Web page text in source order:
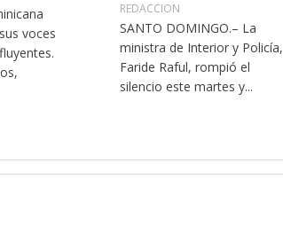
voces
REDACCION
SANTO DOMINGO.– La
ministra de Interior y Policía,
Faride Raful, rompió el
silencio este martes y...